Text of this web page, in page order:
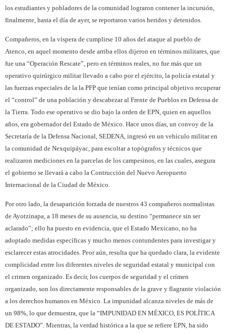
los estudiantes y pobladores de la comunidad lograron contener la incursión,
finalmente, hasta el día de ayer, se reportaron varios heridos y detenidos.
Compañeros, en la víspera de cumplirse 10 años del ataque al pueblo de
Atenco, en aquel momento desde arriba ellos dijeron en términos militares, que
fue una “Operación Rescate”, pero en términos reales, no fue más que un
operativo quirúrgico militar llevado a cabo por el ejército, la policía estatal y
las fuerzas especiales de la la PFP que tenían como principal objetivo recuperar
el “control” de una población y descabezar al Frente de Pueblos en Defensa de
la Tierra. Todo ese operativo se dio bajo la orden de EPN, quien en aquellos
años, era gobernador del Estado de México. Hace unos días, un convoy de la
Secretaría de la Defensa Nacional, SEDENA, ingresó en un vehículo militar en
la comunidad de Nexquipáyac, para escoltar a topógrafos y técnicos que
realizaron mediciones en la parcelas de los campesinos, en las cuales, asegura
el gobierno se llevará a cabo la Contrucción del Nuevo Aeropuerto
Internacional de la Ciudad de México.
Por otro lado, la desaparición forzada de nuestros 43 compañeros normalistas
de Ayotzinapa, a 18 meses de su ausencia, su destino “permanece sin ser
aclarado”; ello ha puesto en evidencia, que el Estado Mexicano, no ha
adoptado medidas específicas y mucho menos contundentes para investigar y
esclarecer estas atrocidades. Peor aún, resulta que ha quedado clara, la evidente
complicidad entre los diferentes niveles de seguridad estatal y municipal con
el crimen organizado. Es decir, los cuerpos de seguridad y el crímen
organizado, son los directamente responsables de la grave y flagrante violación
a los derechos humanos en México. La impunidad alcanza niveles de más de
un 98%, lo que demuestra, que la “IMPUNIDAD EN MÉXICO, ES POLÍTICA
DE ESTADO”. Mientras, la verdad histórica a la que se refiere EPN, ha sido